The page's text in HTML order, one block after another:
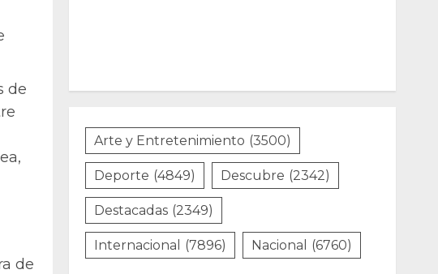
de
de
Arte y Entretenimiento (3500)
Deporte (4849) Descubre (2342)
Destacadas (2349)
Internacional (7896) Nacional (6760)